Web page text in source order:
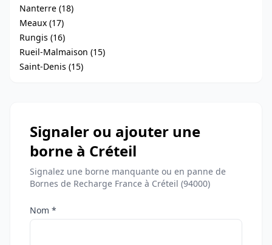
Nanterre (18)
Meaux (17)
Rungis (16)
Rueil-Malmaison (15)
Saint-Denis (15)
Signaler ou ajouter une
borne à Créteil
Signalez une borne manquante ou en panne de
Bornes de Recharge France à Créteil (94000)
Nom *